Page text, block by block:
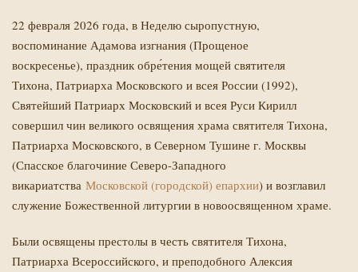
22 февраля 2026 года, в Неделю сыропустную,
воспоминание Адамова изгнания (Прощеное
воскресенье), праздник обре́тения мощей святителя
Тихона, Патриарха Московского и всея России (1992),
Святейший Патриарх Московский и всея Руси Кирилл
совершил чин великого освящения храма святителя Тихона,
Патриарха Московского, в Северном Тушине г. Москвы
(Спасское благочиние Северо-Западного
викариатства Московской (городской) епархии) и возглавил
служение Божественной литургии в новоосвященном храме.
Были освящены престолы в честь святителя Тихона,
Патриарха Всероссийского, и преподобного Алексия